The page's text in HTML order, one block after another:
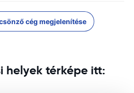
cég megjelenítése
helyek térképe itt: